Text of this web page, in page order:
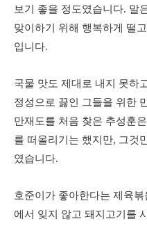
보기 좋을 정도였습니다. 말
맞이하기 위해 행복하게 떨
입니다.
국물 맛도 제대로 내지 못하
정성으로 끓인 그들을 위한
만재도를 처음 찾은 추성훈
를 떠올리기는 했지만, 그것
였습니다.
호준이가 좋아한다는 제육
에서 잊지 않고 돼지고기를